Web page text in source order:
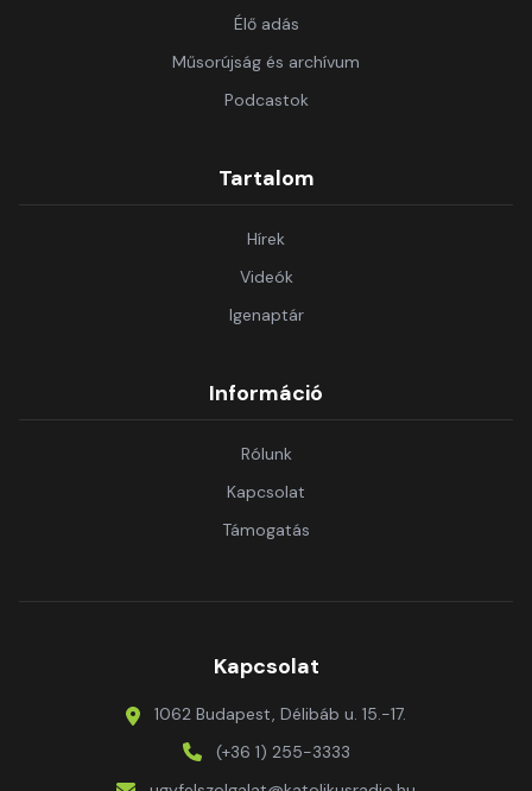
Élő adás
Műsorújság és archívum
Podcastok
Tartalom
Hírek
Videók
Igenaptár
Információ
Rólunk
Kapcsolat
Támogatás
Kapcsolat
1062 Budapest, Délibáb u. 15.-17.
(+36 1) 255-3333